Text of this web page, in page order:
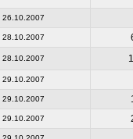
26.10.2007
28.10.2007
28.10.2007
29.10.2007
29.10.2007
29.10.2007